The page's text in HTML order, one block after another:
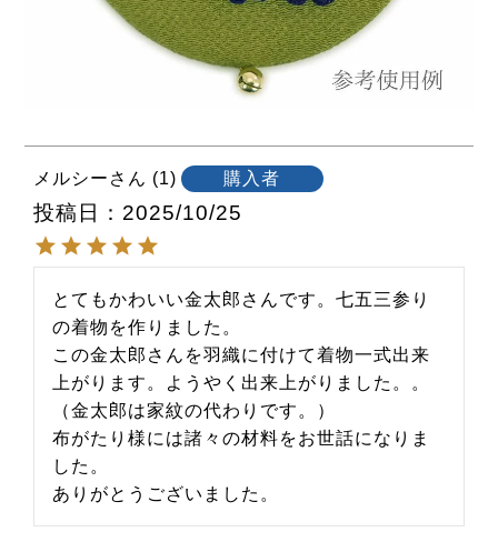
メルシー 1 購入者
投稿日 2025/10/25
とてもかわいい金太郎さんです。七五三参り
の着物を作りました。
この金太郎さんを羽織に付けて着物一式出来
上がります。ようやく出来上がりました。。
（金太郎は家紋の代わりです。）
布がたり様には諸々の材料をお世話になりま
した。
ありがとうございました。